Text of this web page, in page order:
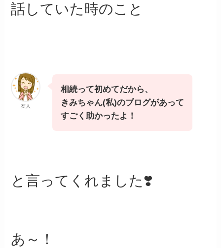
話していた時のこと
友人
相続って初めてだから、
きみちゃん(私)のブログがあって
すごく助かったよ！
と言ってくれました❣️
あ～！